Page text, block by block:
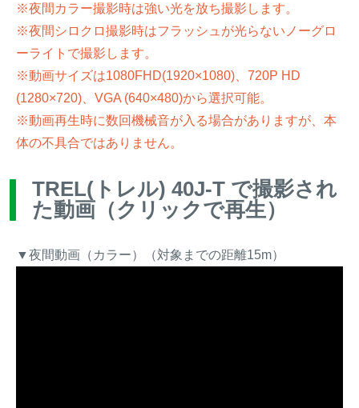
※夜間カラー撮影時は強い光を放ち撮影します。
※夜間シロクロ撮影時はフラッシュが光らないノーグロ
ーライトで撮影します。
※動画サイズは1080FHD(1920×1080)、720P HD
(1280×720)、VGA (640×480)から選択可能。
※動画再生時に数回機械音が入る場合がありますが、本
体の不具合ではありません。
TREL(トレル) 40J-T で撮影され
た動画（クリックで再生）
▼夜間動画（カラー）（対象までの距離15m）